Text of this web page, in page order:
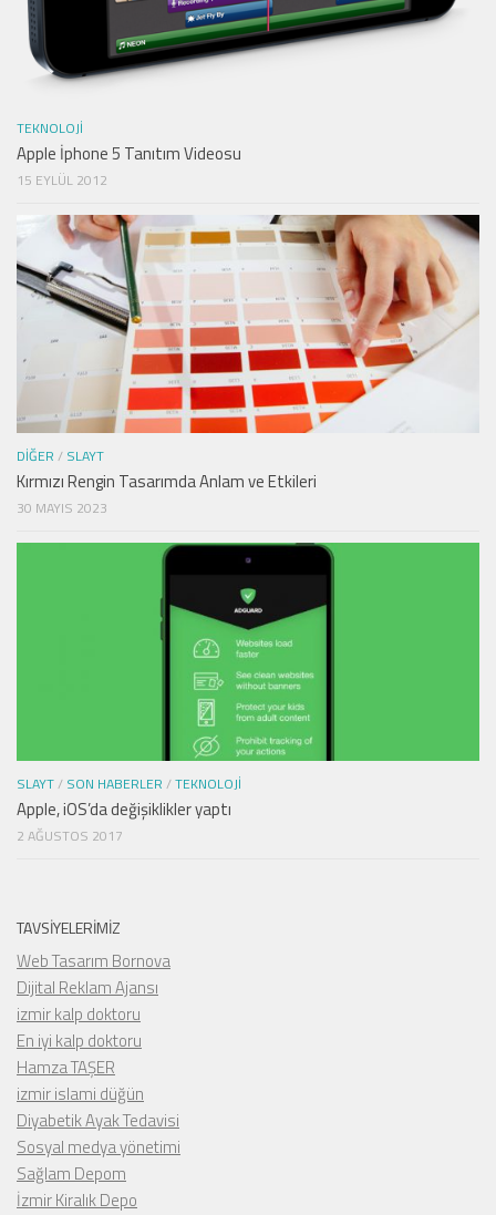
TEKNOLOJI
Apple İphone 5 Tanıtım Videosu
15 EYLÜL 2012
DIĞER / SLAYT
Kırmızı Rengin Tasarımda Anlam ve Etkileri
30 MAYIS 2023
SLAYT/ SON HABERLER /TEKNOLOJI
Apple, iOS’da değişiklikler yaptı
2 AĞUSTOS 2017
TAVSIYELERIMIZ
Web Tasarım Bornova
Dijital Reklam Ajansı
izmir kalp doktoru
En iyi kalp doktoru
Hamza TAŞER
izmir islami düğün
Diyabetik Ayak Tedavisi
Sosyal medya yönetimi
Sağlam Depom
İzmir Kiralık Depo